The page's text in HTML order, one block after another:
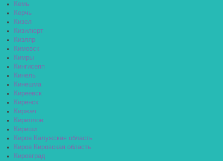
Кемь
Керчь
Кизел
Кизилюрт
Кизляр
Кимовск
Кимры
Кингисепп
Кинель
Кинешма
Киреевск
Киренск
Киржач
Кириллов
Кириши
Киров Калужская область
Киров Кировская область
Кировград